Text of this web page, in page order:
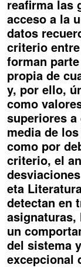
reafirma las
acceso a la
datos
criterio
forman
propia de
y, por ello,
como
superiores
media de
como por
criterio, el
eta
detectan en
asignaturas,
un
del sistema
excepcional